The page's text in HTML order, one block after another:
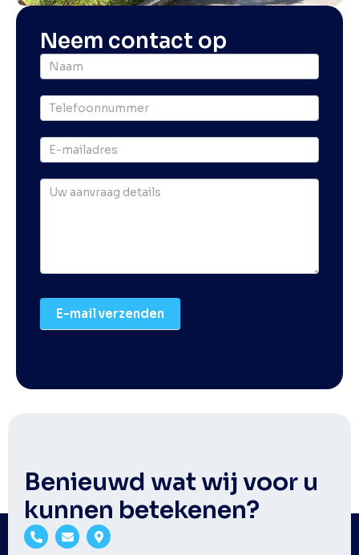
Neem contact op
Offerte
Veilingen
E-mail verzenden
Benieuwd wat wij voor u
kunnen betekenen?